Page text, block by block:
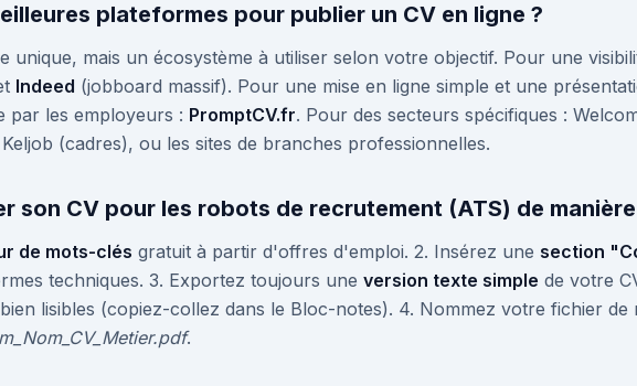
plateformes pour publier un CV en ligne ?
unique, mais un écosystème à utiliser selon votre objectif. Pour une
Indeed (jobboard massif). Pour une mise en ligne simple et une
par les employeurs : PromptCV.fr. Pour des secteurs spécifiques :
(cadres), ou les sites de branches professionnelles.
son CV pour les robots de recrutement (ATS) de
de mots-clés gratuit à partir d'offres d'emploi. 2. Insérez une section
techniques. 3. Exportez toujours une version texte simple de votre
lisibles (copiez-collez dans le Bloc-notes). 4. Nommez votre fichier de
.